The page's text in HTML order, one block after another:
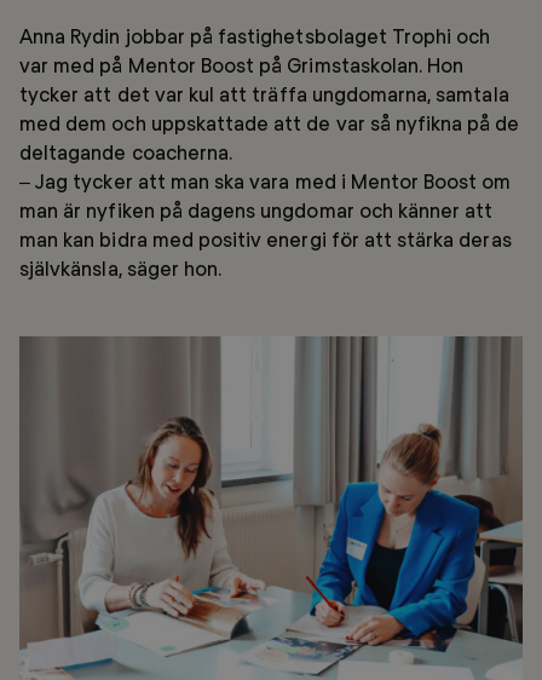
Anna Rydin jobbar på fastighetsbolaget Trophi och
var med på Mentor Boost på Grimstaskolan. Hon
tycker att det var kul att träffa ungdomarna, samtala
med dem och uppskattade att de var så nyfikna på de
deltagande coacherna.
– Jag tycker att man ska vara med i Mentor Boost om
man är nyfiken på dagens ungdomar och känner att
man kan bidra med positiv energi för att stärka deras
självkänsla, säger hon.